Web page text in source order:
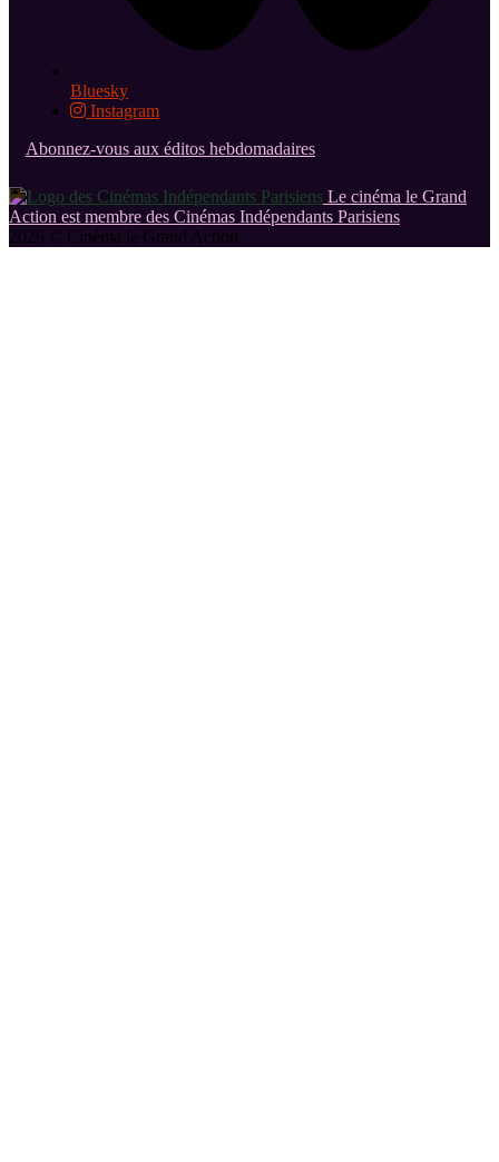
Bluesky
Instagram
Abonnez-vous aux éditos hebdomadaires
Le cinéma le Grand
Action est membre des Cinémas Indépendants Parisiens
2026 © Cinéma le Grand Action